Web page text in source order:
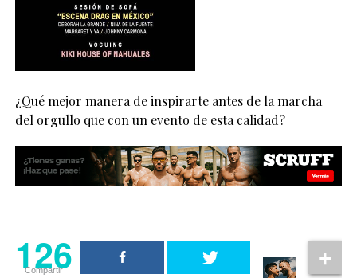
¿Qué mejor manera de inspirarte antes de la marcha
del orgullo que con un evento de esta calidad?
126
Compartir